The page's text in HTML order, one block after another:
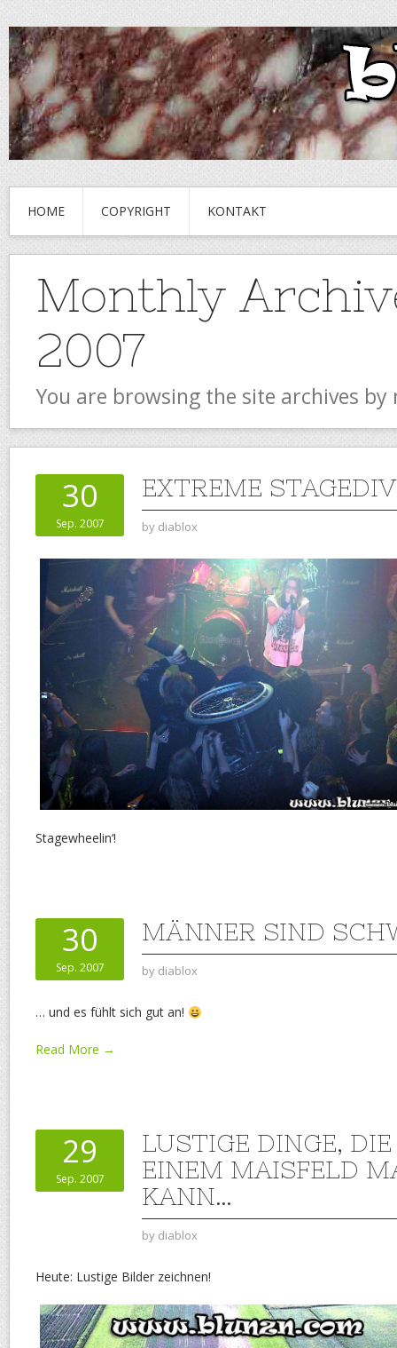
HOME COPYRIGHT KONTAKT
Monthly
2007
You are browsing the site archives
30
Sep. 2007
EXTREME
by diablox
Stagewheelin‘!
30
Sep. 2007
MÄNNER SIND
by diablox
… und es fühlt sich gut an!
Read More →
29
Sep. 2007
LUSTIGE DINGE,
EINEM MAISFELD
KANN…
by diablox
Heute: Lustige Bilder zeichnen!